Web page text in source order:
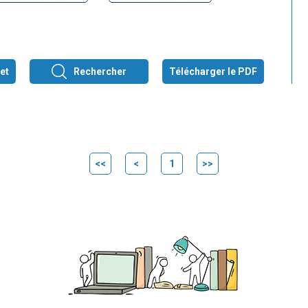
Rechercher Télécharger le PDF
<< < 1 >>